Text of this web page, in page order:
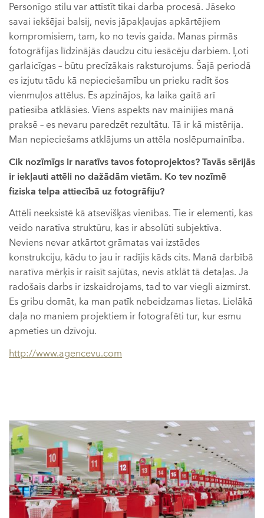
Personīgo stilu var attīstīt tikai darba procesā. Jāseko
savai iekšējai balsij, nevis jāpakļaujas apkārtējiem
kompromisiem, tam, ko no tevis gaida. Manas pirmās
fotogrāfijas līdzinājās daudzu citu iesācēju darbiem. Ļoti
garlaicīgas – būtu precīzākais raksturojums. Šajā periodā
es izjutu tādu kā nepieciešamību un prieku radīt šos
vienmuļos attēlus. Es apzinājos, ka laika gaitā arī
patiesība atklāsies. Viens aspekts nav mainījies manā
praksē – es nevaru paredzēt rezultātu. Tā ir kā mistērija.
Man nepieciešams atklājums un attēla noslēpumainība.
Cik nozīmīgs ir naratīvs tavos fotoprojektos? Tavās sērijās
ir iekļauti attēli no dažādām vietām. Ko tev nozīmē
fiziska telpa attiecībā uz fotogrāfiju?
Attēli neeksistē kā atsevišķas vienības. Tie ir elementi, kas
veido naratīva struktūru, kas ir absolūti subjektīva.
Neviens nevar atkārtot grāmatas vai izstādes
konstrukciju, kādu to jau ir radījis kāds cits. Manā darbībā
naratīva mērķis ir raisīt sajūtas, nevis atklāt tā detaļas. Ja
radošais darbs ir izskaidrojams, tad to var viegli aizmirst.
Es gribu domāt, ka man patīk nebeidzamas lietas. Lielākā
daļa no maniem projektiem ir fotografēti tur, kur esmu
apmeties un dzīvoju.
http://www.agencevu.com